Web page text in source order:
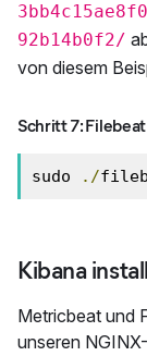
92b14b0f2/
von diesem
Schritt 7:
sudo ./
Kibana
Metricbeat und
unseren